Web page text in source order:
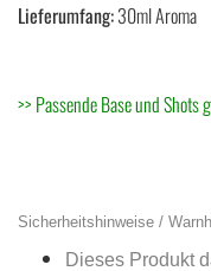
Lieferumfang:30ml Aroma
>> Passende Base und Shots
Sicherheitshinweise /
Dieses Produkt